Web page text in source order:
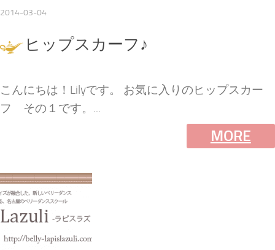
2014-03-04
ヒップスカーフ♪
こんにちは！Lilyです。 お気に入りのヒップスカー
フ その１です。...
MORE